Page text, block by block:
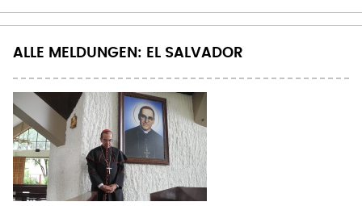
ALLE MELDUNGEN: EL SALVADOR